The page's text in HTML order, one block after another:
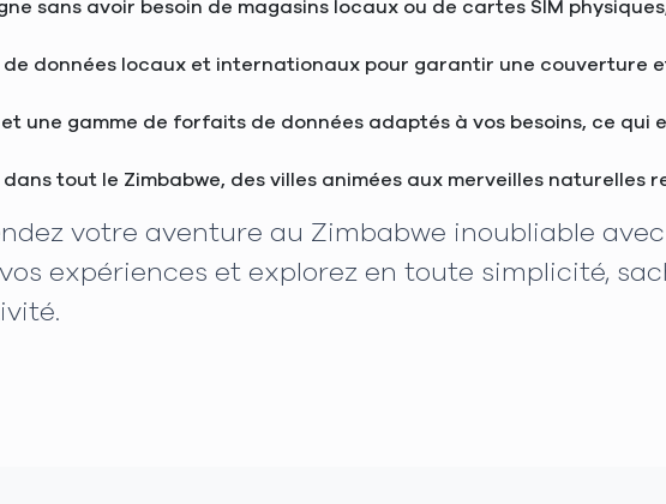
sans avoir besoin de magasins locaux ou de cartes SIM
données locaux et internationaux pour garantir une couverture
une gamme de forfaits de données adaptés à vos besoins, ce qui
tout le Zimbabwe, des villes animées aux merveilles naturelles
votre aventure au Zimbabwe inoubliable
expériences et explorez en toute simplicité,